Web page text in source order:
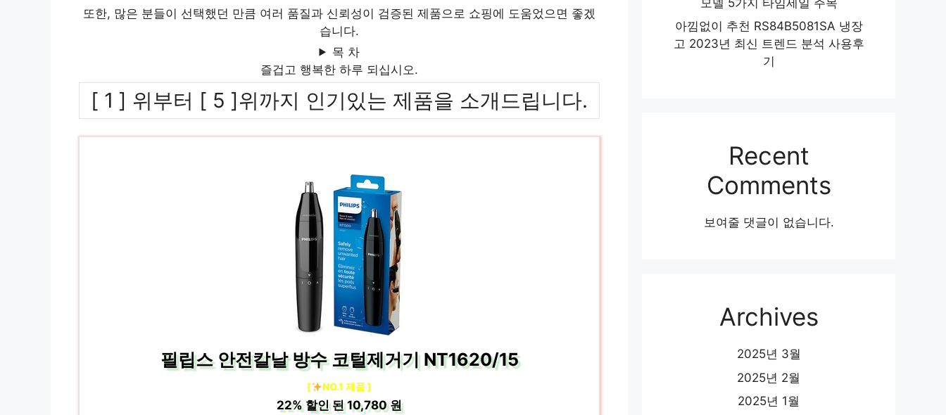
또한, 많은 분들이 선택했던 만큼 여러 품질과 신뢰성이 검증된 제품으로 쇼핑에 도움었으면 좋겠
습니다.
목 차
즐겁고 행복한 하루 되십시오.
[ 1 ] 위부터 [ 5 ]위까지 인기있는 제품을 소개드립니다.
필립스 안전칼날 방수 코털제거기 NT1620/15
[ NO.1 제품 ]
22%할인 된10,780 원
아낌없이 추천 RS84B5081SA 냉장
고 2023년 최신 트렌드 분석 사용후
기
Recent
Comments
보여줄 댓글이 없습니다.
Archives
2025년 3월
2025년 2월
2025년 1월